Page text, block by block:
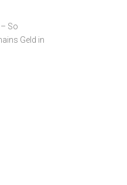
So
Geld in